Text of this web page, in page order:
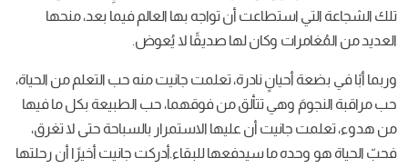
تلك الشجاعة التي استطاعت أن تواجه بها العالم فيما بعد، منحها
العديد من المُغامرات وكان لها صديقًا لا يُعوض.
وربما أبًا في بضعة أحيانٍ نادرة، تعلمت جانيت منه حب التعلم من الحياة،
حب مراقبة النجومَ وهي تتألق من فوقهما، حب الطبيعة بكل ما فيها
من هدوء، تعلمت جانيت أن عليها الاستمرار بالسباحة حتى لا تغرق،
فحبّ الحياة هو وحده ما سيدفعها للبقاء.أدركت جانيت أخيرًا أن رحلتها